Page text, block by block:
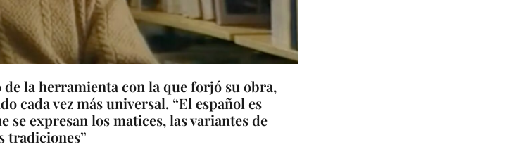
la herramienta con la que forjó su obra,
cada vez más universal. “El español es
se expresan los matices, las variantes de
tradiciones”